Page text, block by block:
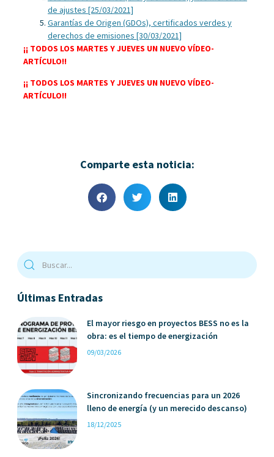
de ajustes [25/03/2021]
Garantías de Origen (GDOs), certificados verdes y
derechos de emisiones [30/03/2021]
¡¡ TODOS LOS MARTES Y JUEVES UN NUEVO VÍDEO-
ARTÍCULO!!
¡¡ TODOS LOS MARTES Y JUEVES UN NUEVO VÍDEO-
ARTÍCULO!!
Comparte esta noticia:
Últimas Entradas
El mayor riesgo en proyectos BESS no es la
obra: es el tiempo de energización
09/03/2026
Sincronizando frecuencias para un 2026
lleno de energía (y un merecido descanso)
18/12/2025